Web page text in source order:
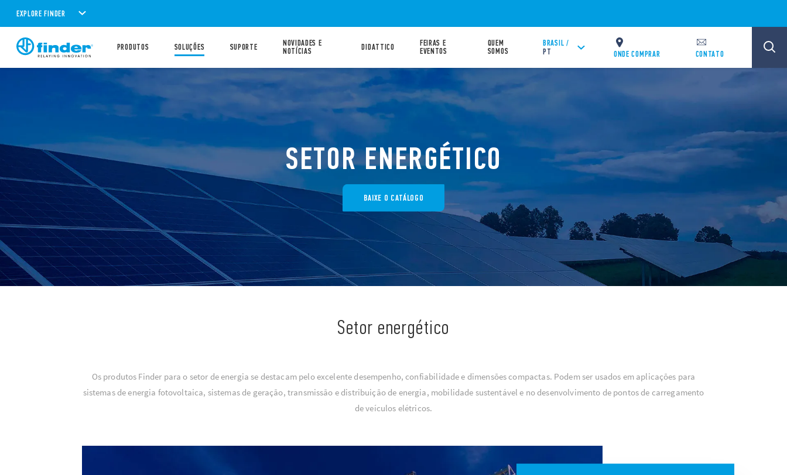
EXPLORE FINDER
PRODUTOS SOLUÇÕES SUPORTE
NOVIDADES E
NOTÍCIAS
DIDATTICO
FEIRAS E
EVENTOS
QUEM
SOMOS
BRASIL /
PT
ONDE COMPRAR CONTATO
SETOR ENERGÉTICO
BAIXE O CATÁLOGO
Setor energético
Os produtos Finder para o setor de energia se destacam pelo excelente desempenho, confiabilidade e dimensões compactas. Podem ser usados em aplicações para
sistemas de energia fotovoltaica, sistemas de geração, transmissão e distribuição de energia, mobilidade sustentável e no desenvolvimento de pontos de carregamento
de veículos elétricos.